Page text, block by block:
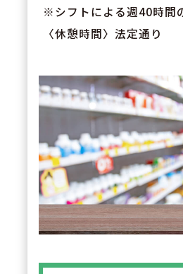
※シフトによる週40時間
〈休憩時間〉法定通り